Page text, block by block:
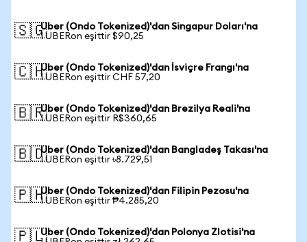
🇸🇬Uber (Ondo Tokenized)'dan Singapur Doları'na
1 UBERon eşittir $90,25
🇨🇭Uber (Ondo Tokenized)'dan İsviçre Frangı'na
1 UBERon eşittir CHF 57,20
🇧🇷Uber (Ondo Tokenized)'dan Brezilya Reali'na
1 UBERon eşittir R$360,65
🇧🇩Uber (Ondo Tokenized)'dan Bangladeş Takası'na
1 UBERon eşittir ৳8.729,51
🇵🇭Uber (Ondo Tokenized)'dan Filipin Pezosu'na
1 UBERon eşittir ₱4.285,20
🇵🇱Uber (Ondo Tokenized)'dan Polonya Zlotisi'na